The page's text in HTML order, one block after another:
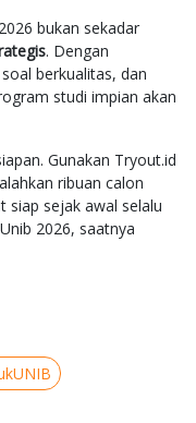
bukan sekadar
. Dengan
berkualitas, dan
studi impian akan
Gunakan Tryout.id
ribuan calon
siap sejak awal selalu
2026, saatnya